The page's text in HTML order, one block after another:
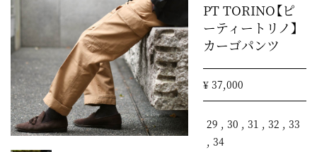
PT TORINO【ピ
ーティートリノ】
カーゴパンツ
¥ 37,000
29 , 30 , 31 , 32 , 33
, 34